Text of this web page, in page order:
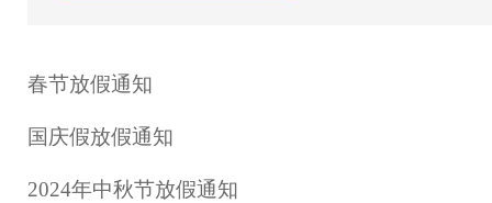
春节放假通知
国庆假放假通知
2024年中秋节放假通知